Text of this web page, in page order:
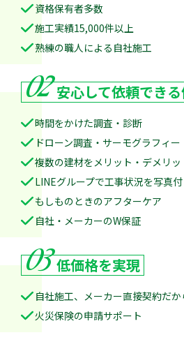
資格保有者多数
施工実績15,000件以上
熟練の職人による自社施工
02 安心して依頼でき
時間をかけた調査・診断
ドローン調査・サーモグラフィ
複数の建材をメリット・デメリ
LINEグループで工事状況を写真
もしものときのアフターケア
自社・メーカーのW保証
03 低価格を実現
自社施工、メーカー直接契約だか
火災保険の申請サポート